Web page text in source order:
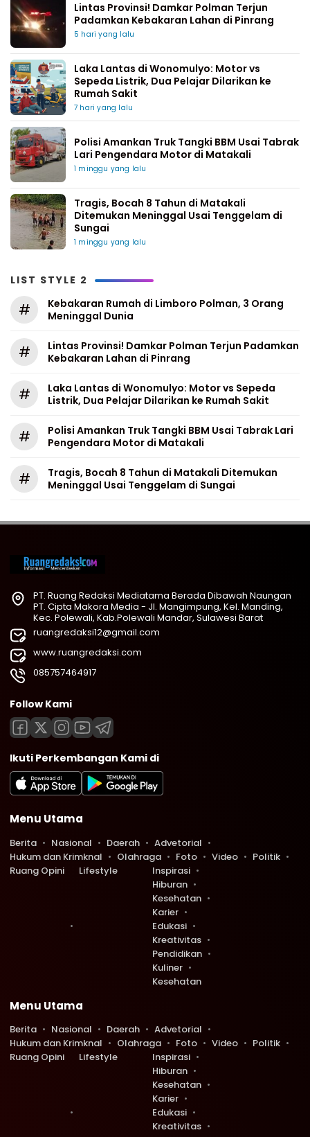
Lintas Provinsi! Damkar Polman Terjun
Padamkan Kebakaran Lahan di Pinrang
5 hari yang lalu
Laka Lantas di Wonomulyo: Motor vs
Sepeda Listrik, Dua Pelajar Dilarikan ke
Rumah Sakit
7 hari yang lalu
Polisi Amankan Truk Tangki BBM Usai Tabrak
Lari Pengendara Motor di Matakali
1 minggu yang lalu
Tragis, Bocah 8 Tahun di Matakali
Ditemukan Meninggal Usai Tenggelam di
Sungai
1 minggu yang lalu
LIST STYLE 2
#
Kebakaran Rumah di Limboro Polman, 3 Orang
Meninggal Dunia
#
Lintas Provinsi! Damkar Polman Terjun Padamkan
Kebakaran Lahan di Pinrang
#
Laka Lantas di Wonomulyo: Motor vs Sepeda
Listrik, Dua Pelajar Dilarikan ke Rumah Sakit
#
Polisi Amankan Truk Tangki BBM Usai Tabrak Lari
Pengendara Motor di Matakali
#
Tragis, Bocah 8 Tahun di Matakali Ditemukan
Meninggal Usai Tenggelam di Sungai
PT. Ruang Redaksi Mediatama Berada Dibawah Naungan
PT. Cipta Makora Media - Jl. Mangimpung, Kel. Manding,
Kec. Polewali, Kab.Polewali Mandar, Sulawesi Barat
ruangredaksi12@gmail.com
www.ruangredaksi.com
085757464917
Follow Kami
Ikuti Perkembangan Kami di
Menu Utama
Berita Nasional Daerah
Advetorial
Hukum dan Krimknal
Olahraga Foto Video
Politik
Ruang Opini
Lifestyle
Inspirasi
Hiburan
Kesehatan
Karier
Edukasi
Kreativitas
Pendidikan
Kuliner
Kesehatan
Menu Utama
Berita Nasional Daerah
Advetorial
Hukum dan Krimknal
Olahraga Foto Video
Politik
Ruang Opini
Lifestyle
Inspirasi
Hiburan
Kesehatan
Karier
Edukasi
Kreativitas